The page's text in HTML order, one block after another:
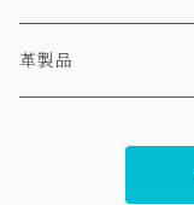
ピアス
ネックレス
革製品